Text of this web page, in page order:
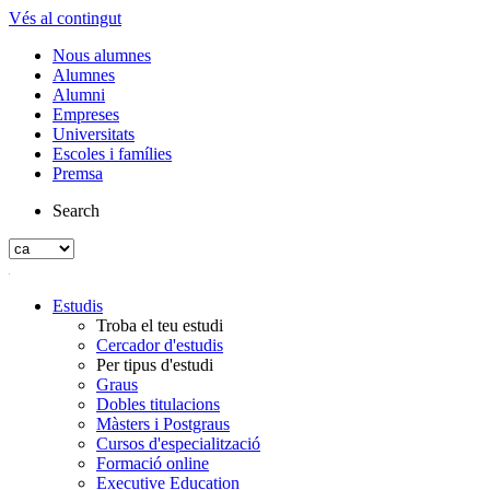
Vés al contingut
Nous alumnes
Alumnes
Alumni
Empreses
Universitats
Escoles i famílies
Premsa
Search
Estudis
Troba el teu estudi
Cercador d'estudis
Per tipus d'estudi
Graus
Dobles titulacions
Màsters i Postgraus
Cursos d'especialització
Formació online
Executive Education